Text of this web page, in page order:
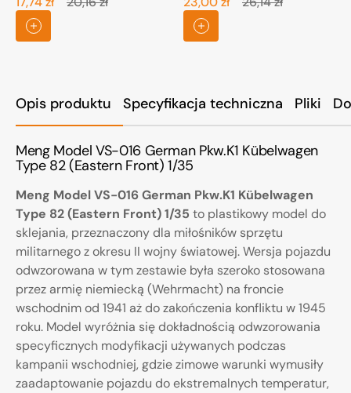
Opis produktu Specyfikacja techniczna Pliki
Meng Model VS-016 German Pkw.K1 Kübelwagen
Type 82 (Eastern Front) 1/35
Meng Model VS-016 German Pkw.K1 Kübelwagen
Type 82 (Eastern Front) 1/35 to plastikowy model do
sklejania, przeznaczony dla miłośników sprzętu
militarnego z okresu II wojny światowej. Wersja pojazdu
odwzorowana w tym zestawie była szeroko stosowana
przez armię niemiecką (Wehrmacht) na froncie
wschodnim od 1941 aż do zakończenia konfliktu w 1945
roku. Model wyróżnia się dokładnością odwzorowania
specyficznych modyfikacji używanych podczas
kampanii wschodniej, gdzie zimowe warunki wymusiły
zaadaptowanie pojazdu do ekstremalnych temperatur,
Cena
promocyjna
Cena
Cena
promocyjna
Cena